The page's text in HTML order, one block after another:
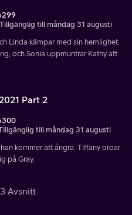
Tillgänglig till måndag 31 augusti
Linda kämpar med sin hemlighet.
och Sonia uppmuntrar Kathy att
Part 2
till måndag 31 augusti
kommer att ångra. Tiffany oroar
på Gray.
Avsnitt